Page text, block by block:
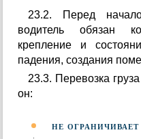
23.2. Перед
водитель обязан
крепление и
падения, создания
23.3. Перевозка
он:
не